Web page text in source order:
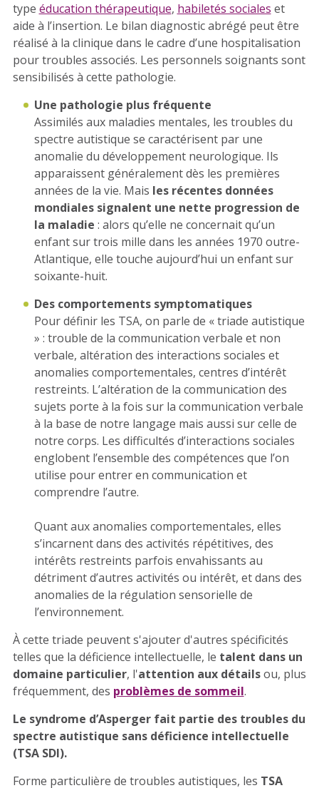
type éducation thérapeutique, habiletés sociales et
aide à l’insertion. Le bilan diagnostic abrégé peut être
réalisé à la clinique dans le cadre d’une hospitalisation
pour troubles associés. Les personnels soignants sont
sensibilisés à cette pathologie.
Une pathologie plus fréquente
Assimilés aux maladies mentales, les troubles du
spectre autistique se caractérisent par une
anomalie du développement neurologique. Ils
apparaissent généralement dès les premières
années de la vie. Mais les récentes données
mondiales signalent une nette progression de
la maladie : alors qu’elle ne concernait qu’un
enfant sur trois mille dans les années 1970 outre-
Atlantique, elle touche aujourd’hui un enfant sur
soixante-huit.
Des comportements symptomatiques
Pour définir les TSA, on parle de « triade autistique
» : trouble de la communication verbale et non
verbale, altération des interactions sociales et
anomalies comportementales, centres d’intérêt
restreints. L’altération de la communication des
sujets porte à la fois sur la communication verbale
à la base de notre langage mais aussi sur celle de
notre corps. Les difficultés d’interactions sociales
englobent l’ensemble des compétences que l’on
utilise pour entrer en communication et
comprendre l’autre.
Quant aux anomalies comportementales, elles
s’incarnent dans des activités répétitives, des
intérêts restreints parfois envahissants au
détriment d’autres activités ou intérêt, et dans des
anomalies de la régulation sensorielle de
l’environnement.
À cette triade peuvent s'ajouter d'autres spécificités
telles que la déficience intellectuelle, le talent dans un
domaine particulier, l'attention aux détailsou, plus
fréquemment, des problèmes de sommeil.
Le syndrome d’Asperger fait partie des troubles du
spectre autistique sans déficience intellectuelle
(TSA SDI).
Forme particulière de troubles autistiques, les TSA